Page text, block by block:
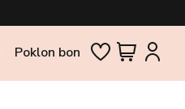
Poklon bon